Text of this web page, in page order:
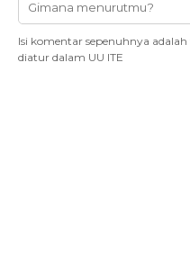
Isi komentar sepenuhnya
diatur dalam UU ITE